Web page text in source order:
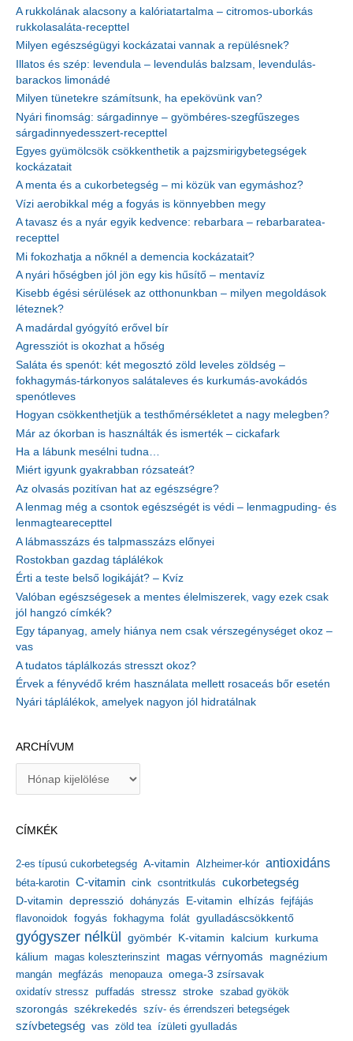
A rukkolának alacsony a kalóriatartalma – citromos-uborkás
rukkolasaláta-recepttel
Milyen egészségügyi kockázatai vannak a repülésnek?
Illatos és szép: levendula – levendulás balzsam, levendulás-
barackos limonádé
Milyen tünetekre számítsunk, ha epekövünk van?
Nyári finomság: sárgadinnye – gyömbéres-szegfűszeges
sárgadinnyedesszert-recepttel
Egyes gyümölcsök csökkenthetik a pajzsmirigybetegségek
kockázatait
A menta és a cukorbetegség – mi közük van egymáshoz?
Vízi aerobikkal még a fogyás is könnyebben megy
A tavasz és a nyár egyik kedvence: rebarbara – rebarbaratea-
recepttel
Mi fokozhatja a nőknél a demencia kockázatait?
A nyári hőségben jól jön egy kis hűsítő – mentavíz
Kisebb égési sérülések az otthonunkban – milyen megoldások
léteznek?
A madárdal gyógyító erővel bír
Agressziót is okozhat a hőség
Saláta és spenót: két megosztó zöld leveles zöldség –
fokhagymás-tárkonyos salátaleves és kurkumás-avokádós
spenótleves
Hogyan csökkenthetjük a testhőmérsékletet a nagy melegben?
Már az ókorban is használták és ismerték – cickafark
Ha a lábunk mesélni tudna…
Miért igyunk gyakrabban rózsateát?
Az olvasás pozitívan hat az egészségre?
A lenmag még a csontok egészségét is védi – lenmagpuding- és
lenmagtearecepttel
A lábmasszázs és talpmasszázs előnyei
Rostokban gazdag táplálékok
Érti a teste belső logikáját? – Kvíz
Valóban egészségesek a mentes élelmiszerek, vagy ezek csak
jól hangzó címkék?
Egy tápanyag, amely hiánya nem csak vérszegénységet okoz –
vas
A tudatos táplálkozás stresszt okoz?
Érvek a fényvédő krém használata mellett rosaceás bőr esetén
Nyári táplálékok, amelyek nagyon jól hidratálnak
ARCHÍVUM
í
u
m
CÍMKÉK
2-es típusú cukorbetegség A-vitamin Alzheimer-kór antioxidáns
béta-karotin C-vitamin cink csontritkulás cukorbetegség
D-vitamin depresszió dohányzás E-vitamin elhízás fejfájás
flavonoidok fogyás fokhagyma folát gyulladáscsökkentő
gyógyszer nélkül gyömbér K-vitamin kalcium kurkuma
kálium magas koleszterinszint magas vérnyomás magnézium
mangán megfázás menopauza omega-3 zsírsavak
oxidatív stressz puffadás stressz stroke szabad gyökök
szorongás székrekedés szív- és érrendszeri betegségek
szívbetegség vas zöld tea ízületi gyulladás